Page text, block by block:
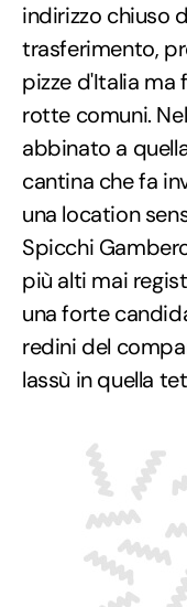
indirizzo chiuso
trasferimento,
pizze d'Italia ma
rotte comuni.
abbinato a
cantina che fa
una location
Spicchi
più alti mai
una forte
redini del
lassù in quella